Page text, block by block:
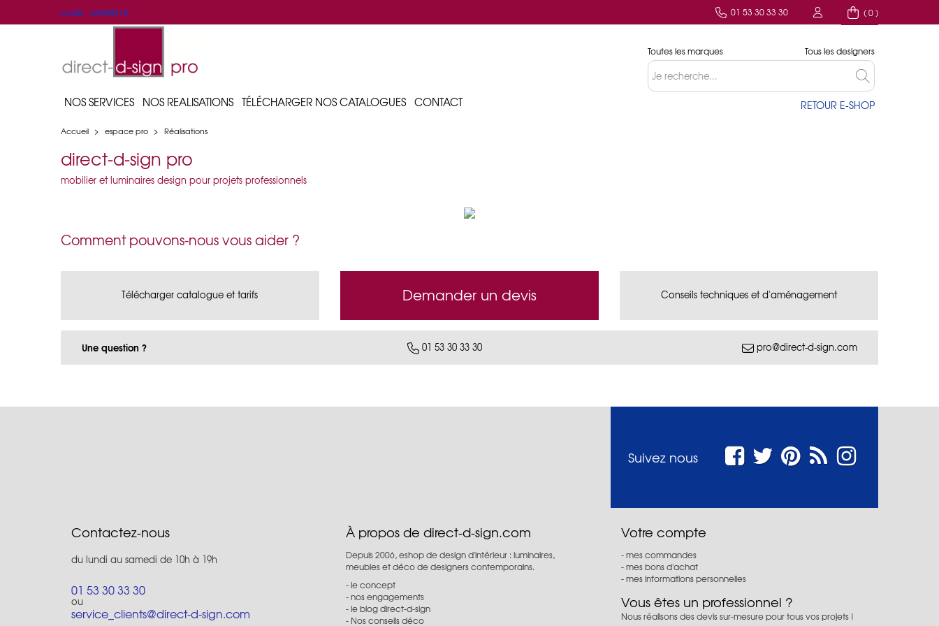
( 0 )
01 53 30 33 30
code : JARDIN10
Toutes les marques Tous les designers
NOS SERVICES NOS REALISATIONS TÉLÉCHARGER NOS CATALOGUES CONTACT RETOUR E-SHOP
Accueil > espace pro > Réalisations
direct-d-sign pro
mobilier et luminaires design pour projets professionnels
Comment pouvons-nous vous aider ?
Télécharger catalogue et tarifs Demander un devis Conseils techniques et d'aménagement
Une question ? 01 53 30 33 30 pro@direct-d-sign.com
Suivez nous
Contactez-nous
du lundi au samedi de 10h à 19h
01 53 30 33 30
ou
service_clients@direct-d-sign.com
À propos de direct-d-sign.com
Depuis 2006, eshop de design d'intérieur : luminaires,
meubles et déco de designers contemporains.
le concept
nos engagements
le blog direct-d-sign
Nos conseils déco
Votre compte
mes commandes
mes bons d'achat
mes informations personnelles
Vous êtes un professionnel ?
Nous réalisons des devis sur-mesure pour tous vos projets !